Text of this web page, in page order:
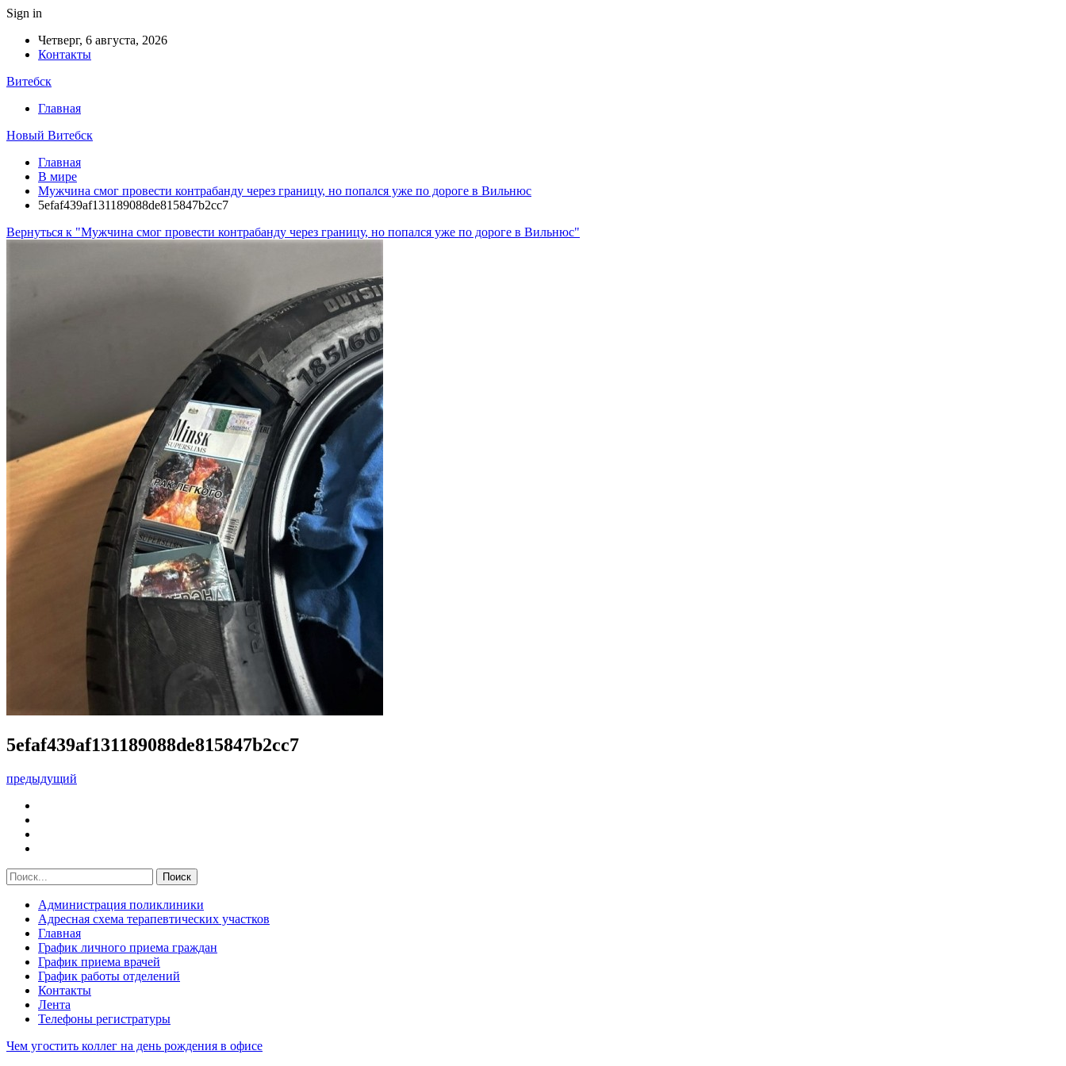
Sign in
Четверг, 6 августа, 2026
Контакты
Витебск
Главная
Новый Витебск
Главная
В мире
Мужчина смог провести контрабанду через границу, но попался уже по дороге в Вильнюс
5efaf439af131189088de815847b2cc7
Вернуться к "Мужчина смог провести контрабанду через границу, но попался уже по дороге в Вильнюс"
5efaf439af131189088de815847b2cc7
предыдущий
Администрация поликлиники
Адресная схема терапевтических участков
Главная
График личного приема граждан
График приема врачей
График работы отделений
Контакты
Лента
Телефоны регистратуры
Чем угостить коллег на день рождения в офисе